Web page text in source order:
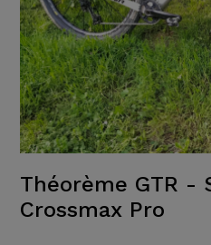
Théorème GTR -
Crossmax Pro